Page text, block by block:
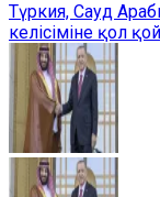
Түркия, Сауд
келісіміне қол